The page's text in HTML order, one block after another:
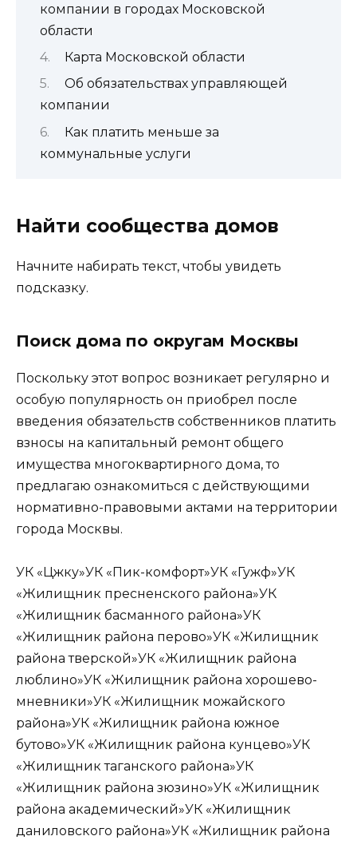
компании в городах Московской
области
Карта Московской области
Об обязательствах управляющей
компании
Как платить меньше за
коммунальные услуги
Найти сообщества домов
Начните набирать текст, чтобы увидеть
подсказку.
Поиск дома по округам Москвы
Поскольку этот вопрос возникает регулярно и
особую популярность он приобрел после
введения обязательств собственников платить
взносы на капитальный ремонт общего
имущества многоквартирного дома, то
предлагаю ознакомиться с действующими
нормативно-правовыми актами на территории
города Москвы.
УК «Цжку»УК «Пик-комфорт»УК «Гужф»УК
«Жилищник пресненского района»УК
«Жилищник басманного района»УК
«Жилищник района перово»УК «Жилищник
района тверской»УК «Жилищник района
люблино»УК «Жилищник района хорошево-
мневники»УК «Жилищник можайского
района»УК «Жилищник района южное
бутово»УК «Жилищник района кунцево»УК
«Жилищник таганского района»УК
«Жилищник района зюзино»УК «Жилищник
района академический»УК «Жилищник
даниловского района»УК «Жилищник района